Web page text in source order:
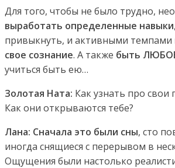
Для того, чтобы не было трудно,
выработать определенные навыки
привыкнуть, и активными темпами
свое сознание. А также быть
учиться быть ею…
Золотая Ната: Как узнать про
Как они открываются тебе?
Лана: Сначала это были сны, сто
иногда снящиеся с перерывом в
Ощущения были настолько